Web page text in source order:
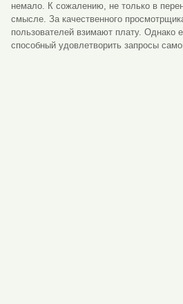
немало. К сожалению, не только в
смысле. За качественного
пользователей взимают плату. Однако
способный удовлетворить запросы